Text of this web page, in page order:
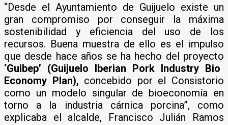
“Desde el Ayuntamiento de Guijuelo existe un
gran compromiso por conseguir la máxima
sostenibilidad y eficiencia del uso de los
recursos. Buena muestra de ello es el impulso
que desde hace años se ha hecho del proyecto
‘Guibep’ (Guijuelo Iberian Pork Industry Bio
Economy Plan), concebido por el Consistorio
como un modelo singular de bioeconomía en
torno a la industria cárnica porcina”, como
explicaba el alcalde, Francisco Julián Ramos